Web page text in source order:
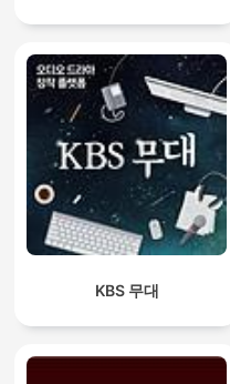
KBS 무대